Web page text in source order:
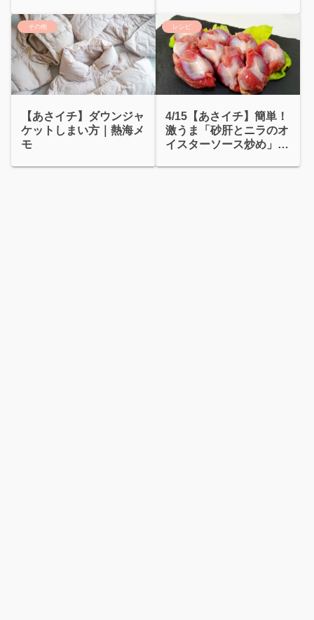
その他
【あさイチ】ダウンジャ
ケットしまい方｜熱海メ
モ
レシピ
4/15【あさイチ】簡単！
激うま「砂肝とニラのオ
イスターソース炒め」ニ